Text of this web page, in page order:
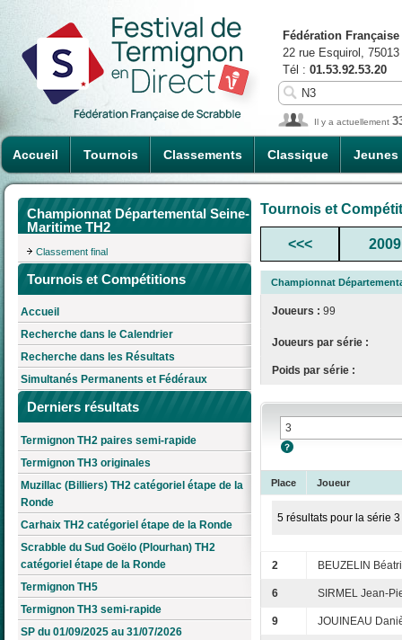
Accueil Tournois Classements Classique Jeunes
Fédération
22 rue Esquirol,
Tél : 01.53.92.53.20
Il y a actuellement
Championnat Départemental Seine-
Maritime TH2
Classement final
Tournois et Compétitions
Accueil
Recherche dans le Calendrier
Recherche dans les Résultats
Simultanés Permanents et Fédéraux
Derniers résultats
Termignon TH2 paires semi-rapide
Termignon TH3 originales
Muzillac (Billiers) TH2 catégoriel étape de la
Ronde
Carhaix TH2 catégoriel étape de la Ronde
Scrabble du Sud Goëlo (Plourhan) TH2
catégoriel étape de la Ronde
Termignon TH5
Termignon TH3 semi-rapide
SP du 01/09/2025 au 31/07/2026
Tournois et
<<< 2009
Championnat
Joueurs : 99
Joueurs par série :
Poids par série :
Place Joueur
5 résultats pour la série 3
2 BEUZELIN
6 SIRMEL Jean-
9 JOUINEAU